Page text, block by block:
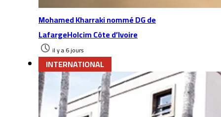
Mohamed Kharraki nommé DG de
LafargeHolcim Côte d’Ivoire
il y a 6 jours
INTERNATIONAL